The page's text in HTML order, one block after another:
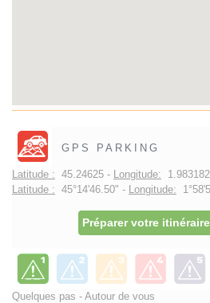
GPS PARKING
Latitude : 45.24625 - Longitude: 1.983182
Latitude : 45°14'46.50" - Longitude:
Préparer votre
Quelques pas - Autour de vous